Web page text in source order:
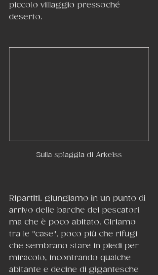
piccolo villaggio pressoché
deserto.
Sulla spiaggia di Arkeiss
Ripartiti, giungiamo in un punto di
arrivo delle barche dei pescatori
ma che è poco abitato. Giriamo
tra le "case", poco più che rifugi
che sembrano stare in piedi per
miracolo, incontrando qualche
abitante e decine di gigantesche